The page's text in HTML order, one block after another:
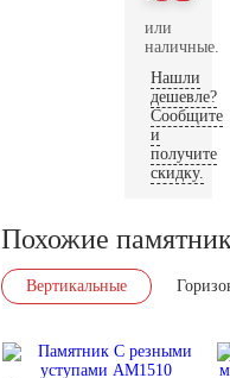
или
наличные.
Нашли
дешевле?
Сообщите
и
получите
скидку.
Похожие
Вертикальные